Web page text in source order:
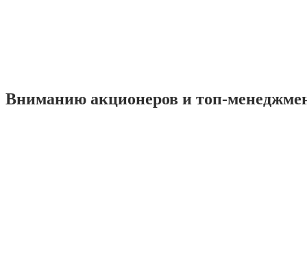
Вниманию акционеров и топ-